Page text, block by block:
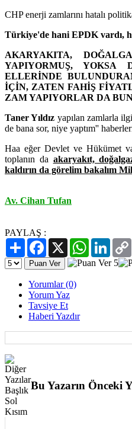
CHP enerji zamlarını hatalı
Türkiye'de hani EPDK vardı,
AKARYAKITA,
YAPIYORMUŞ, YOKSA
ELLERİNDE
İÇİN, ZATEN FAHİŞ
ZAM YAPIYORLAR DA
Taner Yıldız yapılan zamlarla
de bana sor, niye yaptım''
Haa eğer Devlet ve Hükümet
toplanın da akaryakıt,
kaldırın da görelim bakalım
Av. Cihan Tufan
PAYLAŞ :
PaylaşFacebook
X WhatsApp
Yorumlar (0)
Yorum Yaz
Tavsiye Et
Haberi Yazdır
Bu Yazarın Önceki